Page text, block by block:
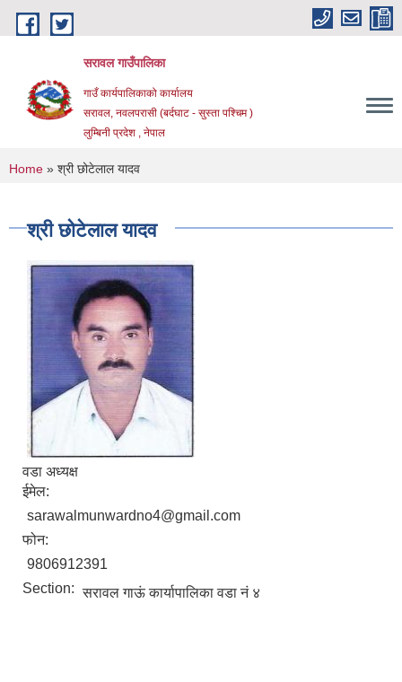
Skip to main content
सरावल गाउँपालिका
गाउँ कार्यपालिकाको कार्यालय
सरावल, नवलपरासी (बर्दघाट - सुस्ता पश्चिम )
लुम्बिनी प्रदेश , नेपाल
You are here
Home » श्री छोटेलाल यादव
श्री छोटेलाल यादव
वडा अध्यक्ष
ईमेल:
sarawalmunwardno4@gmail.com
फोन:
9806912391
Section: सरावल गाऊं कार्यापालिका वडा नं ४